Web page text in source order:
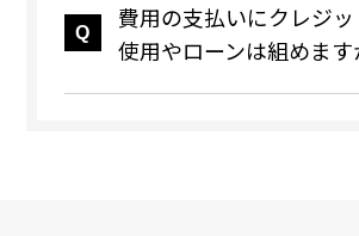
費用の支払いにクレジ
使用やローンは組めます